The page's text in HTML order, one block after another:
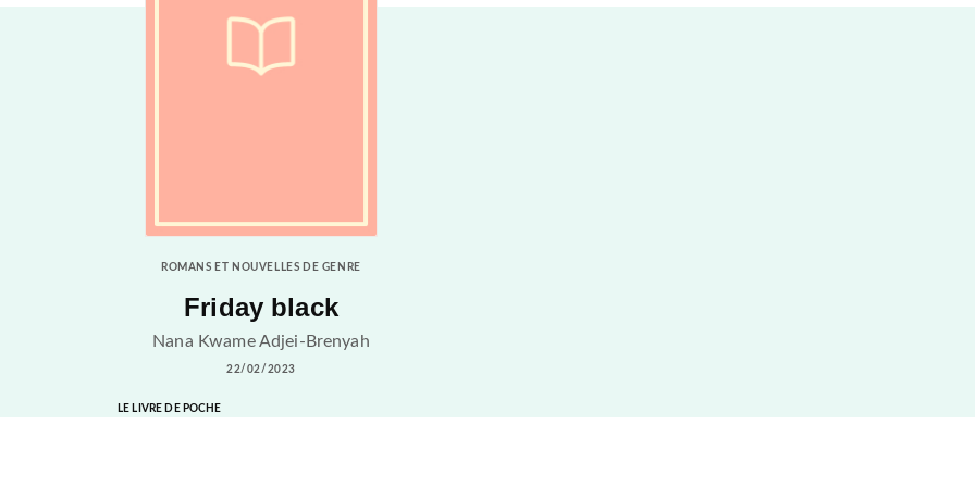
ROMANS ET NOUVELLES DE GENRE
Friday black
Nana Kwame Adjei-Brenyah
22/02/2023
LE LIVRE DE POCHE